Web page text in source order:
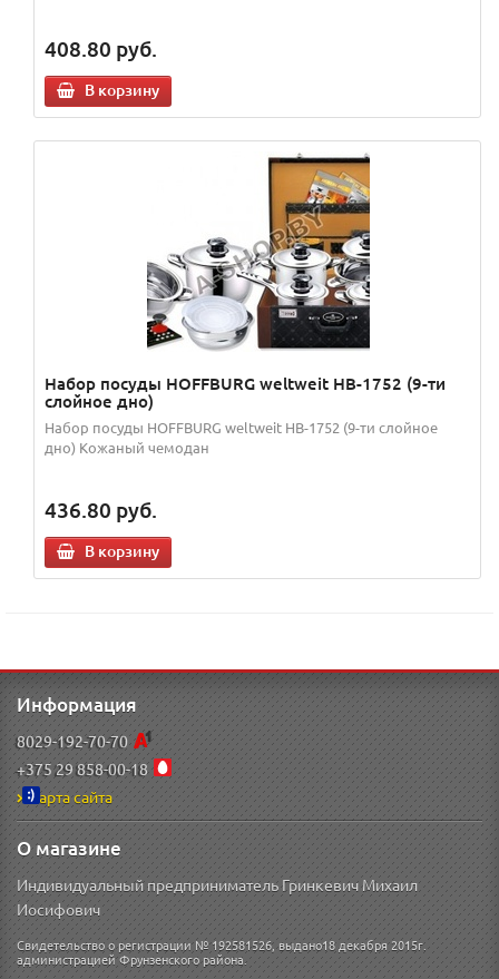
408.80 руб.
В корзину
Набор посуды HOFFBURG weltweit HB-1752 (9-ти
слойное дно)
Набор посуды HOFFBURG weltweit HB-1752 (9-ти слойное
дно) Кожаный чемодан
436.80 руб.
В корзину
Информация
8029-192-70-70
+375 29 858-00-18
Карта сайта
О магазине
Индивидуальный предприниматель Гринкевич Михаил
Иосифович
Свидетельство о регистрации № 192581526, выдано18 декабря 2015г.
администрацией Фрунзенского района.